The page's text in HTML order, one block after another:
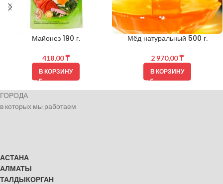
Майонез 190 г.
418,00₸
В КОРЗИНУ
Мёд натуральный 500 г.
2 970,00₸
В КОРЗИНУ
ГОРОДА
в которых мы работаем
АСТАНА
АЛМАТЫ
ТАЛДЫКОРГАН